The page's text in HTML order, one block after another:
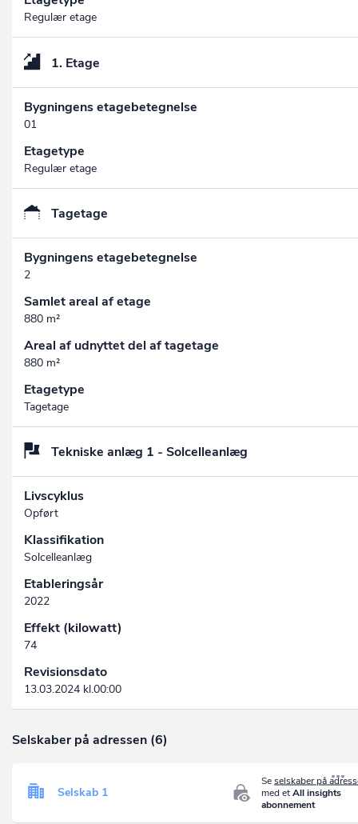
Regulær etage
1. Etage
Bygningens etagebetegnelse
01
Etagetype
Regulær etage
Tagetage
Bygningens etagebetegnelse
2
Samlet areal af etage
880 m²
Areal af udnyttet del af tagetage
880 m²
Etagetype
Tagetage
Tekniske anlæg 1 - Solcelleanlæg
Livscyklus
Opført
Klassifikation
Solcelleanlæg
Etableringsår
2022
Effekt (kilowatt)
74
Revisionsdato
13.03.2024 kl.00:00
Selskaber på adressen (6)
Seselskaber på
med etAll insights
abonnement
Selskab 1